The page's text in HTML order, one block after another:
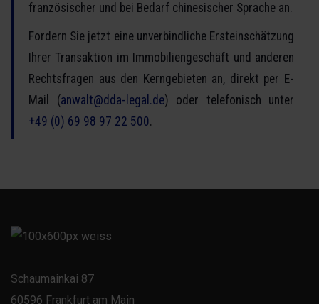
französischer und bei Bedarf chinesischer Sprache an.
Fordern Sie jetzt eine unverbindliche Ersteinschätzung
Ihrer Transaktion im Immobiliengeschäft und anderen
Rechtsfragen aus den Kerngebieten an, direkt per E-
Mail (anwalt@dda-legal.de) oder telefonisch unter
+49 (0) 69 98 97 22 500.
Schaumainkai 87
60596 Frankfurt am Main